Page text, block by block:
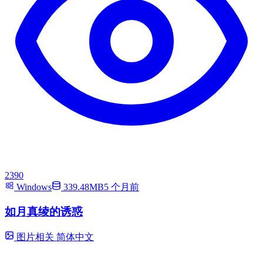
2390
Windows
339.48MB5 个月前
如月真绫的诱惑
图片相关 简体中文